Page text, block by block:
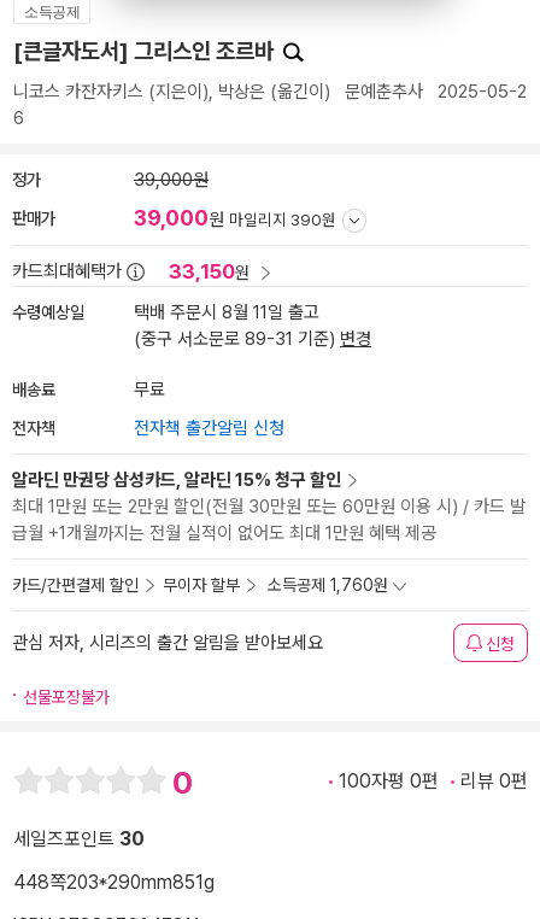
소득공제
[큰글자도서] 그리스인 조르바
니코스 카잔자키스 (지은이), 박상은 (옮긴이) 문예춘추사 2025-05-2
6
정가 39,000원
판매가 39,000원 마일리지 390원
카드최대혜택가 33,150원
수령예상일
택배 주문시 8월 11일 출고
(중구 서소문로 89-31 기준) 변경
배송료 무료
전자책 전자책 출간알림 신청
알라딘 만권당 삼성카드, 알라딘 15% 청구 할인
최대 1만원 또는 2만원 할인(전월 30만원 또는 60만원 이용 시) / 카드 발
급월 +1개월까지는 전월 실적이 없어도 최대 1만원 혜택 제공
카드/간편결제 할인 무이자 할부 소득공제 1,760원
관심 저자, 시리즈의 출간 알림을 받아보세요 신청
선물포장불가
0 100자평 0편 리뷰 0편
세일즈포인트 30
448쪽203*290mm851g